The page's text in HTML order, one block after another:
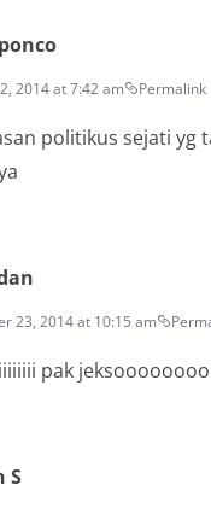
2014 at 7:42 am Permalink
politikus sejati yg
23, 2014 at 10:15 am
pak
S